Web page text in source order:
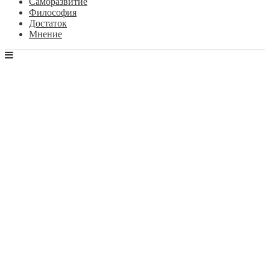
Философия
Достаток
Мнение